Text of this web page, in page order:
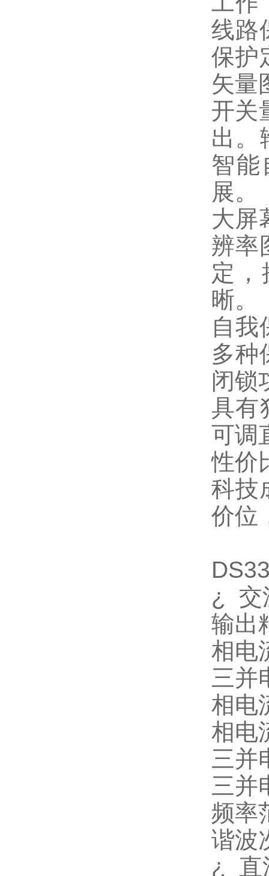
线路
保护
矢量
开关
出。
智能
展。
大屏
辨率
定
晰。
自我
多种
闭锁
具有
可调
性价
科技
价位
¿
交
输出
相电
三并
相电
相电
三并
三并
频率
谐波
¿
直